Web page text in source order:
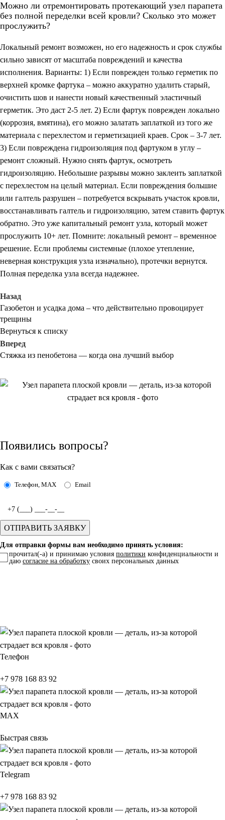
Можно ли отремонтировать протекающий узел парапета
без полной переделки всей кровли? Сколько это может
прослужить?
Локальный ремонт возможен, но его надежность и срок службы
сильно зависят от масштаба повреждений и качества
исполнения. Варианты: 1) Если поврежден только герметик по
верхней кромке фартука – можно аккуратно удалить старый,
очистить шов и нанести новый качественный эластичный
герметик. Это даст 2-5 лет. 2) Если фартук поврежден локально
(коррозия, вмятина), его можно залатать заплаткой из того же
материала с перехлестом и герметизацией краев. Срок – 3-7 лет.
3) Если повреждена гидроизоляция под фартуком в углу –
ремонт сложный. Нужно снять фартук, осмотреть
гидроизоляцию. Небольшие разрывы можно заклеить заплаткой
с перехлестом на целый материал. Если повреждения большие
или галтель разрушен – потребуется вскрывать участок кровли,
восстанавливать галтель и гидроизоляцию, затем ставить фартук
обратно. Это уже капитальный ремонт узла, который может
прослужить 10+ лет. Помните: локальный ремонт – временное
решение. Если проблемы системные (плохое утепление,
неверная конструкция узла изначально), протечки вернутся.
Полная переделка узла всегда надежнее.
Назад
Газобетон и усадка дома – что действительно провоцирует
трещины
Вернуться к списку
Вперед
Стяжка из пенобетона — когда она лучший выбор
Появились вопросы?
Как с вами связаться?
Телефон, MAX Email
Для отправки формы вам необходимо принять условия:
прочитал(-а) и принимаю условия политики конфиденциальности и
даю согласие на обработку своих персональных данных
Телефон
+7 978 168 83 92
МАХ
Быстрая связь
Telegram
+7 978 168 83 92